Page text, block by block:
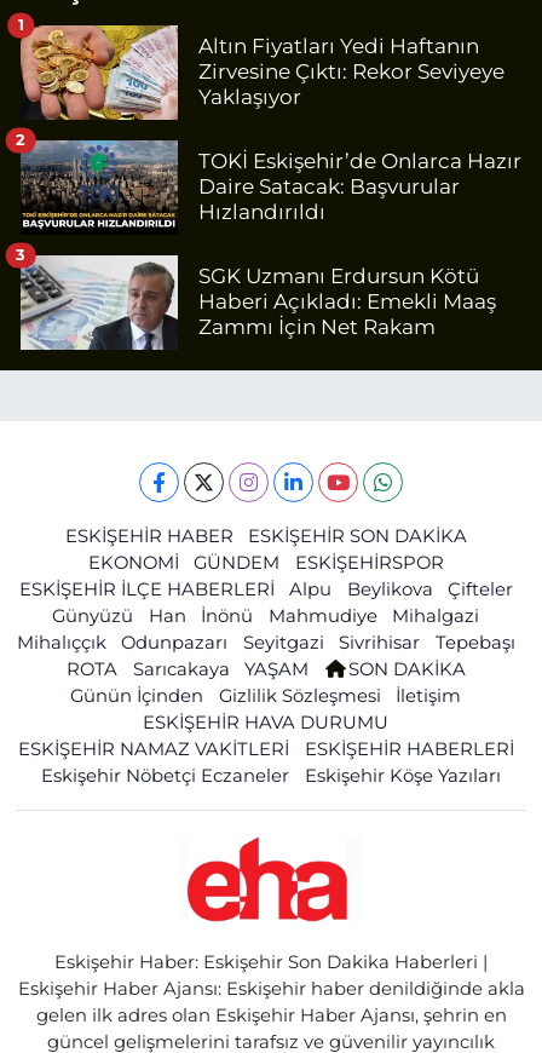
Altın Fiyatları Yedi Haftanın
Zirvesine Çıktı: Rekor Seviyeye
Yaklaşıyor
1
TOKİ Eskişehir’de Onlarca Hazır
Daire Satacak: Başvurular
Hızlandırıldı
2
SGK Uzmanı Erdursun Kötü
Haberi Açıkladı: Emekli Maaş
Zammı İçin Net Rakam
3
ESKİŞEHİR HABER
ESKİŞEHİR SON DAKİKA
EKONOMİ
GÜNDEM
ESKİŞEHİRSPOR
ESKİŞEHİR İLÇE HABERLERİ
Alpu Beylikova
Çifteler
Günyüzü
Han İnönü Mahmudiye
Mihalgazi
Mihalıççık
Odunpazarı Seyitgazi Sivrihisar
Tepebaşı
ROTA
Sarıcakaya YAŞAM
SON DAKİKA
Günün İçinden
Gizlilik Sözleşmesi
İletişim
ESKİŞEHİR HAVA DURUMU
ESKİŞEHİR NAMAZ VAKİTLERİ
ESKİŞEHİR HABERLERİ
Eskişehir Nöbetçi Eczaneler
Eskişehir Köşe Yazıları
Eskişehir Haber: Eskişehir Son Dakika Haberleri |
Eskişehir Haber Ajansı: Eskişehir haber denildiğinde akla
gelen ilk adres olan Eskişehir Haber Ajansı, şehrin en
güncel gelişmelerini tarafsız ve güvenilir yayıncılık